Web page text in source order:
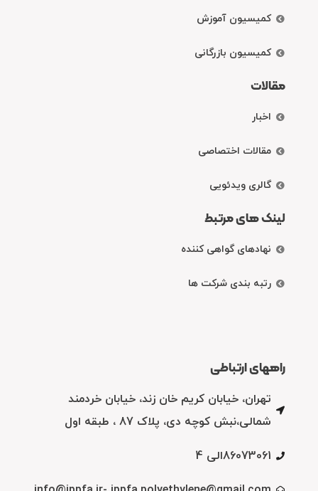
کمیسیون آموزش
کمیسیون بازرگانی
مقالات
اخبار
مقالات اختصاصی
گالری ویدئویی
لینک های مرتبط
نهادهای گواهی کننده
رتبه بندی شرکت ها
راههای ارتباطی
تهران، خیابان کریم خان زند، خیابان خردمند
شمالی،نبش کوچه دی، پلاک 87 ، طبقه اول
86073061الی 4